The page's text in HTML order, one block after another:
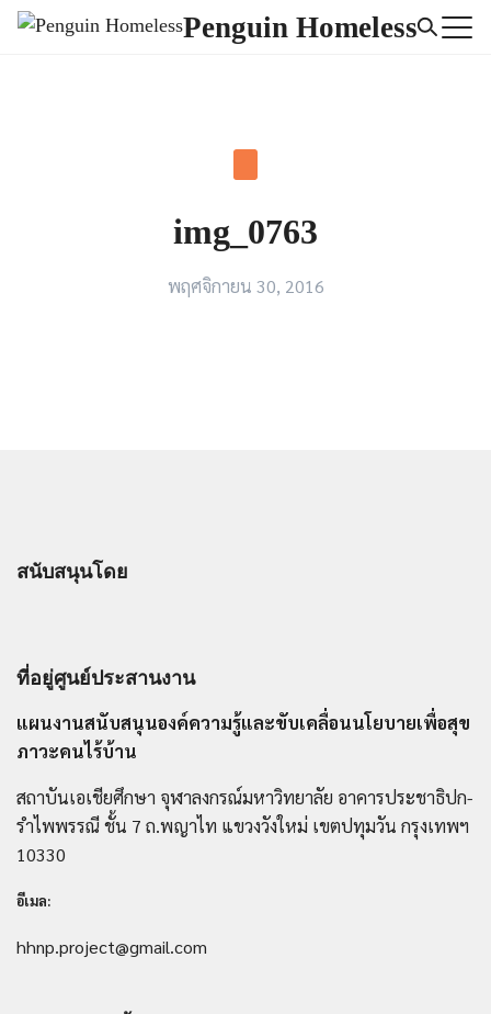
Skip
Penguin Homeless
img_0763
พฤศจิกายน 30, 2016
สนับสนุนโดย
ที่อยู่ศูนย์ประสานงาน
แผนงานสนับสนุนองค์ความรู้และขับเคลื่อนนโยบายเพื่อสุข
ภาวะคนไร้บ้าน
สถาบันเอเชียศึกษา จุฬาลงกรณ์มหาวิทยาลัย อาคารประชาธิปก-
รำไพพรรณี ชั้น 7 ถ.พญาไท แขวงวังใหม่ เขตปทุมวัน กรุงเทพฯ
10330
อีเมล:
hhnp.project@gmail.com